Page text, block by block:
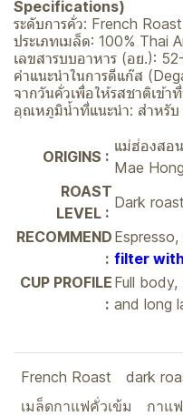
Specifications)
ระดับการคั่ว: French
ประเภทเมล็ด: 100% Thai
เลขสารบบอาหาร (อย.):
คำแนะนำในการดีแก๊ส
จากวันคั่วเพื่อให้รสชาติเข้า
อุณหภูมิน้ำที่แนะนำ: สำหรั
ORIGINS :
แม่ฮ่องสอน
Mae
ROAST
LEVEL :
Dark roast
RECOMMEND
: filter
CUP PROFILE
:
Full
and long
French Roast dark
เมล็ดกาแฟคั่วเข้ม
กาแ